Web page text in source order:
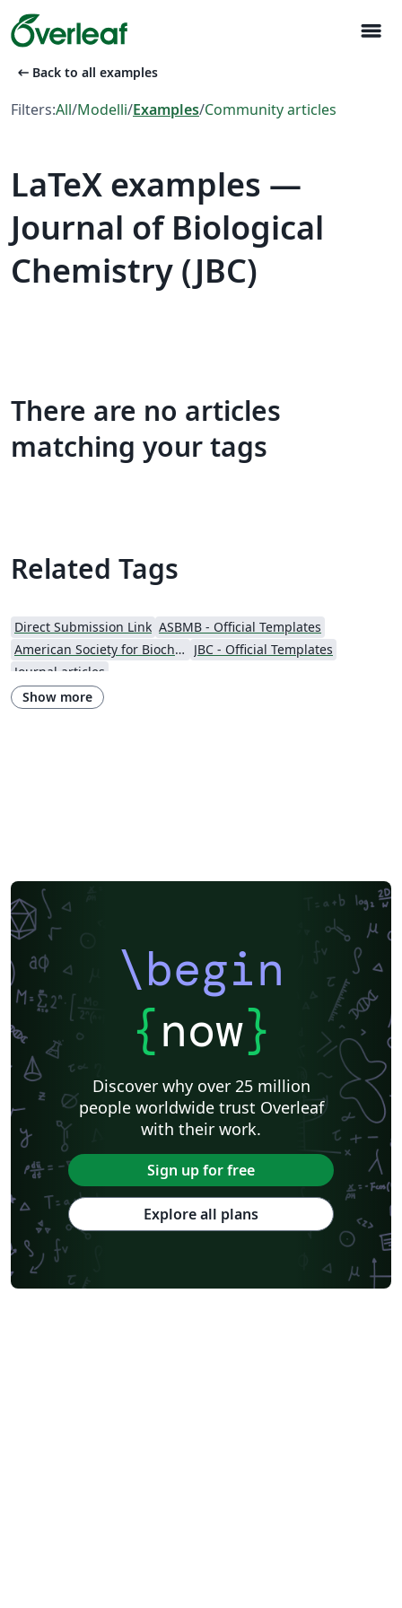
menu
arrow_left_alt Back to all examples
Filters:All/Modelli/Examples/Community articles
LaTeX examples —
Journal of Biological
Chemistry (JBC)
There are no articles
matching your tags
Related Tags
Direct Submission Link ASBMB - Official Templates
American Society for Biochemistry and Molecular Biology (ASBMB)
JBC - Official Templates
Journal articles
Show more
\begin
{now}
Discover why over 25 million
people worldwide trust Overleaf
with their work.
Sign up for free
Explore all plans